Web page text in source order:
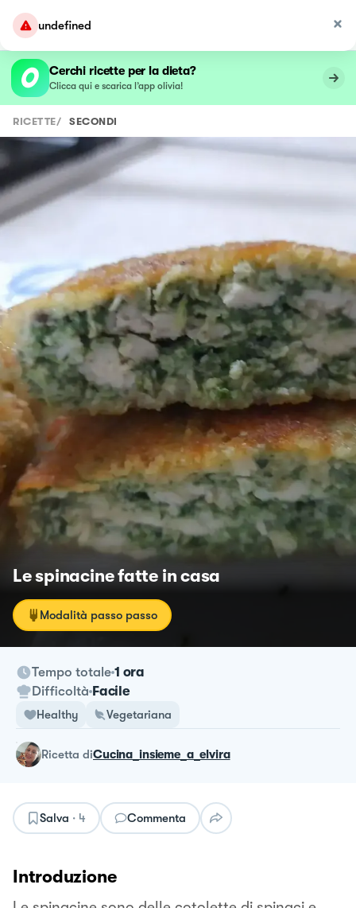
undefined
Cerchi ricette per la dieta?
Clicca qui e scarica l’app olivia!
RICETTE/ SECONDI
Le spinacine fatte in casa
Modalità passo passo
Tempo totale 1 ora
Difficoltà Facile
Healthy Vegetariana
ricetta diCucina_insieme_a_elvira
Salva · 4 Commenta
Introduzione